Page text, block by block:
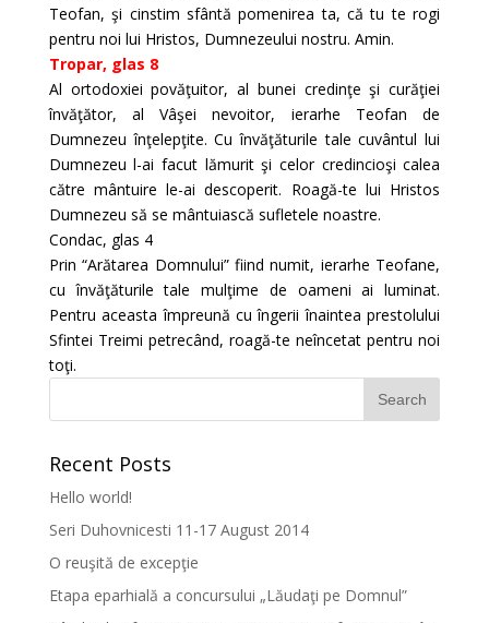
Teofan, şi cinstim sfântă pomenirea ta, că tu te rogi
pentru noi lui Hristos, Dumnezeului nostru. Amin.
Tropar, glas 8
Al ortodoxiei povăţuitor, al bunei credinţe şi curăţiei
învăţător, al Vâşei nevoitor, ierarhe Teofan de
Dumnezeu înţelepţite. Cu învăţăturile tale cuvântul lui
Dumnezeu l-ai facut lămurit şi celor credincioşi calea
către mântuire le-ai descoperit. Roagă-te lui Hristos
Dumnezeu să se mântuiască sufletele noastre.
Condac, glas 4
Prin “Arătarea Domnului” fiind numit, ierarhe Teofane,
cu învăţăturile tale mulţime de oameni ai luminat.
Pentru aceasta împreună cu îngerii înaintea prestolului
Sfintei Treimi petrecând, roagă-te neîncetat pentru noi
toţi.
Recent Posts
Hello world!
Seri Duhovnicesti 11-17 August 2014
O reuşită de excepţie
Etapa eparhială a concursului „Lăudaţi pe Domnul”